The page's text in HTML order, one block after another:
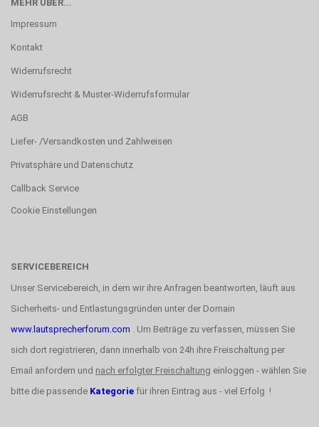
MEHR ÜBER...
Impressum
Kontakt
Widerrufsrecht
Widerrufsrecht & Muster-Widerrufsformular
AGB
Liefer- /Versandkosten und Zahlweisen
Privatsphäre und Datenschutz
Callback Service
Cookie Einstellungen
SERVICEBEREICH
Unser Servicebereich, in dem wir ihre Anfragen beantworten, läuft aus
Sicherheits- und Entlastungsgründen unter der Domain
www.lautsprecherforum.com . Um Beiträge zu verfassen, müssen Sie
sich dort registrieren, dann innerhalb von 24h ihre Freischaltung per
Email anfordern und nach erfolgter Freischaltung einloggen - wählen Sie
bitte die passende Kategorie für ihren Eintrag aus - viel Erfolg !